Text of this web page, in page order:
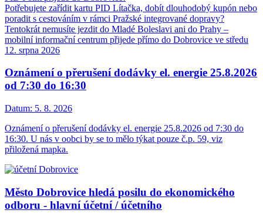
Potřebujete zařídit kartu PID Lítačka, dobít dlouhodobý kupón nebo
poradit s cestováním v rámci Pražské integrované dopravy?
Tentokrát nemusíte jezdit do Mladé Boleslavi ani do Prahy –
mobilní informační centrum přijede přímo do Dobrovice ve středu
12. srpna 2026
Oznámení o přerušení dodávky el. energie 25.8.2026
od 7:30 do 16:30
Datum: 5. 8. 2026
Oznámení o přerušení dodávky el. energie 25.8.2026 od 7:30 do
16:30. U nás v oobci by se to mělo týkat pouze č.p. 59, viz
přiložená mapka.
Město Dobrovice hledá posilu do ekonomického
odboru - hlavní účetní / účetního